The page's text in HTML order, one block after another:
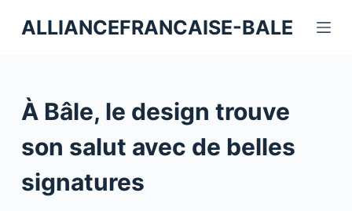
a
c
ALLIANCEFRANCAISE-BALE
À Bâle, le design trouve
son salut avec de belles
signatures